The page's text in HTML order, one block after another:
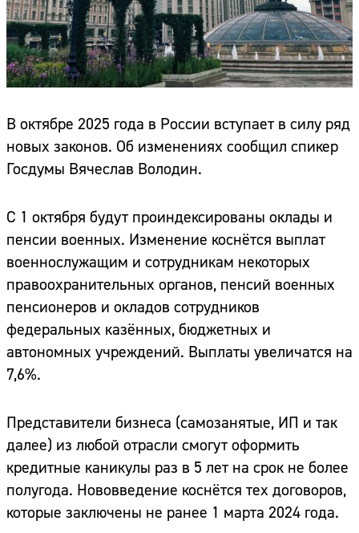
В октябре 2025 года в России вступает в силу ряд
новых законов. Об изменениях сообщил спикер
Госдумы Вячеслав Володин.
С 1 октября будут проиндексированы оклады и
пенсии военных. Изменение коснётся выплат
военнослужащим и сотрудникам некоторых
правоохранительных органов, пенсий военных
пенсионеров и окладов сотрудников
федеральных казённых, бюджетных и
автономных учреждений. Выплаты увеличатся на
7,6%.
Представители бизнеса (самозанятые, ИП и так
далее) из любой отрасли смогут оформить
кредитные каникулы раз в 5 лет на срок не более
полугода. Нововведение коснётся тех договоров,
которые заключены не ранее 1 марта 2024 года.